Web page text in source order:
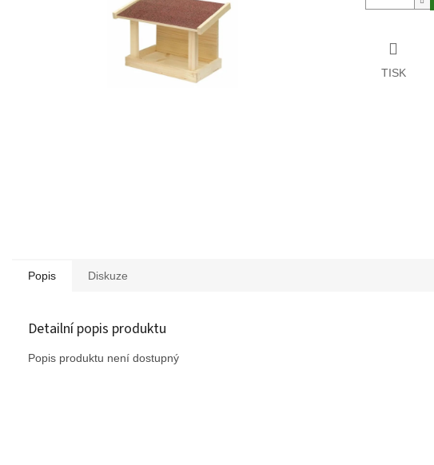
TISK
Popis Diskuze
Detailní popis produktu
Popis produktu není dostupný